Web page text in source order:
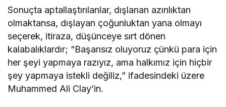
Sonuçta aptallaştırılanlar, dışlanan azınlıktan
olmaktansa, dışlayan çoğunluktan yana olmayı
seçerek, itiraza, düşünceye sırt dönen
kalabalıklardır; “Başarısız oluyoruz çünkü para için
her şeyi yapmaya razıyız, ama halkımız için hiçbir
şey yapmaya istekli değiliz,” ifadesindeki üzere
Muhammed Ali Clay’in.